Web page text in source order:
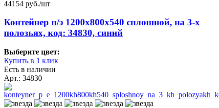
44154 руб./шт
Контейнер п/э 1200х800х540 сплошной, на 3-х
полозьях, код: 34830, синий
Выберите цвет:
Купить в 1 клик
Есть в наличии
Арт.: 34830